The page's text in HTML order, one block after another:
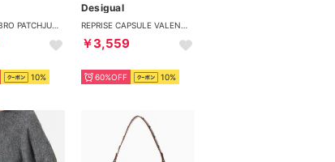
10%
Desigual
￥3,559
60%OFF 10%